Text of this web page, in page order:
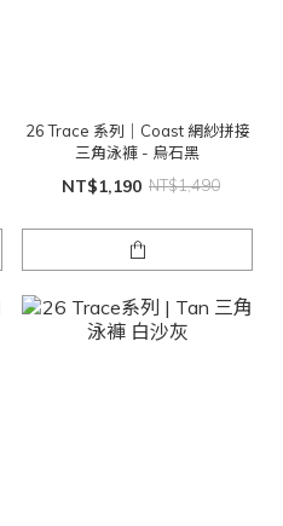
26 Trace 系列｜Coast 網紗拼接
三角泳褲 - 烏石黑
NT$1,190 NT$1,490